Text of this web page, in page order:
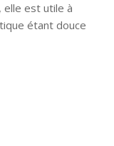
elle est utile à
étant douce